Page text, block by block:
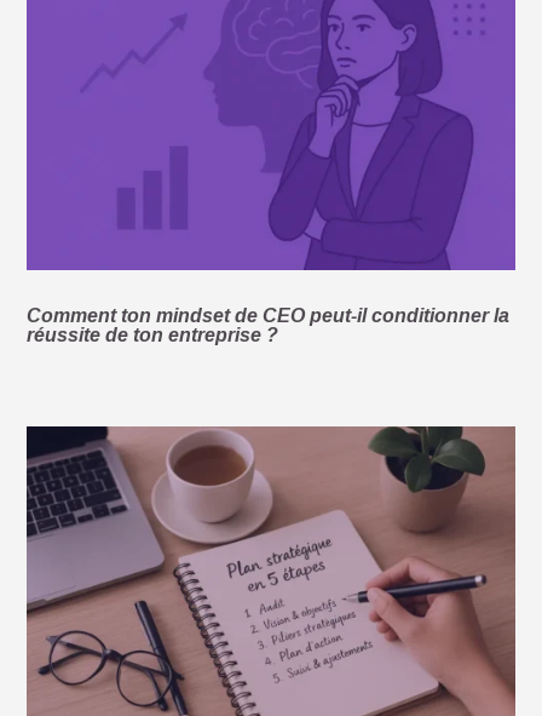
Comment ton mindset de CEO peut-il conditionner la
réussite de ton entreprise ?